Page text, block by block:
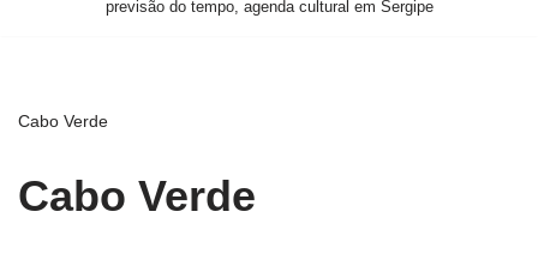
previsão do tempo, agenda cultural em Sergipe
Cabo Verde
Cabo Verde